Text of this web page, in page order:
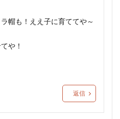
帽も！ええ子に育ててや～
や！
返信